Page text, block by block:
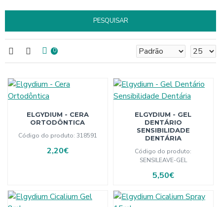
PESQUISAR
0
Código do produto: 318591
ELGYDIUM - CERA
ORTODÔNTICA
2,20€
Código do produto:
SENSILEAVE-GEL
ELGYDIUM - GEL
DENTÁRIO
SENSIBILIDADE
DENTÁRIA
5,50€